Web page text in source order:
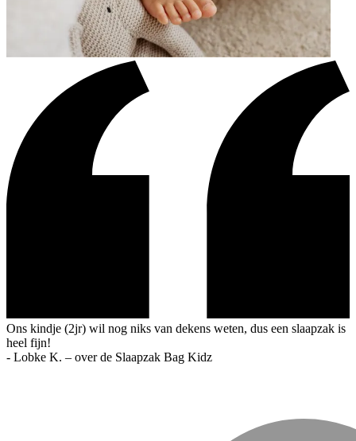
Ons kindje (2jr) wil nog niks van dekens weten, dus een slaapzak is
heel fijn!
- Lobke K. – over de Slaapzak Bag Kidz